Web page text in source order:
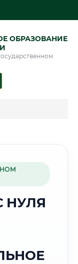
ОБРАЗОВАНИЕ
НУЛЯ